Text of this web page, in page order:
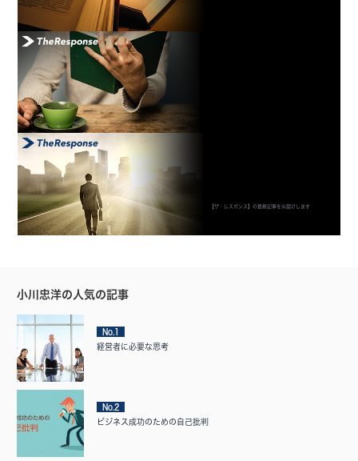
【ザ・レスポンス】の最新記事をお届けします
小川忠洋の人気の記事
No.1
経営者に必要な思考
No.2
ビジネス成功のための自己批判